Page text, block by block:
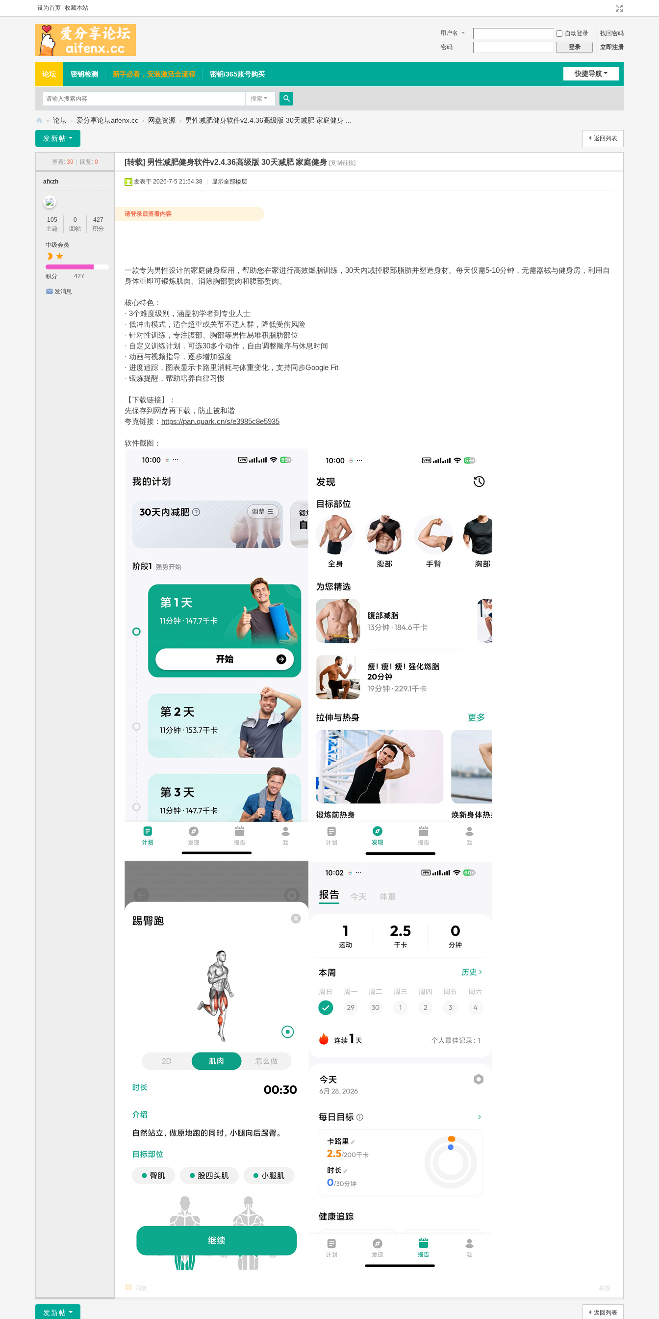
设为首页 收藏本站
用户名 自动登录
找回密码
密码
登录 立即注册
快捷导航
论坛 密钥检测 新手必看，安装激活全流程 密钥/365账号购买
搜索
搜
索
分
坛
» 论坛 › 爱分享论坛aifenx.cc › 网盘资源 › 男性减肥健身软件v2.4.36高级版 30天减肥 家庭健身 ...
返回列表
发新帖
查看: 39 回复: 0 [转载] 男性减肥健身软件v2.4.36高级版 30天减肥 家庭健身 [复制链接]
afxzh
105
主题
0
回帖
427
积分
中级会员
积分 427
发消息
发表于 2026-7-5 21:54:38 显示全部楼层
请登录后查看内容
一款专为男性设计的家庭健身应用，帮助您在家进行高效燃脂训练，30天内减掉腹部脂肪并塑造身材。每天仅需5-10分钟，无需器械与健身房，利用自
身体重即可锻炼肌肉、消除胸部赘肉和腹部赘肉。
核心特色：
· 3个难度级别，涵盖初学者到专业人士
· 低冲击模式，适合超重或关节不适人群，降低受伤风险
· 针对性训练，专注腹部、胸部等男性易堆积脂肪部位
· 自定义训练计划，可选30多个动作，自由调整顺序与休息时间
· 动画与视频指导，逐步增加强度
· 进度追踪，图表显示卡路里消耗与体重变化，支持同步Google Fit
· 锻炼提醒，帮助培养自律习惯
【下载链接】：
先保存到网盘再下载，防止被和谐
夸克链接： https://pan.quark.cn/s/e3985c8e5935
软件截图：
回复 举报
返回列表
发新帖